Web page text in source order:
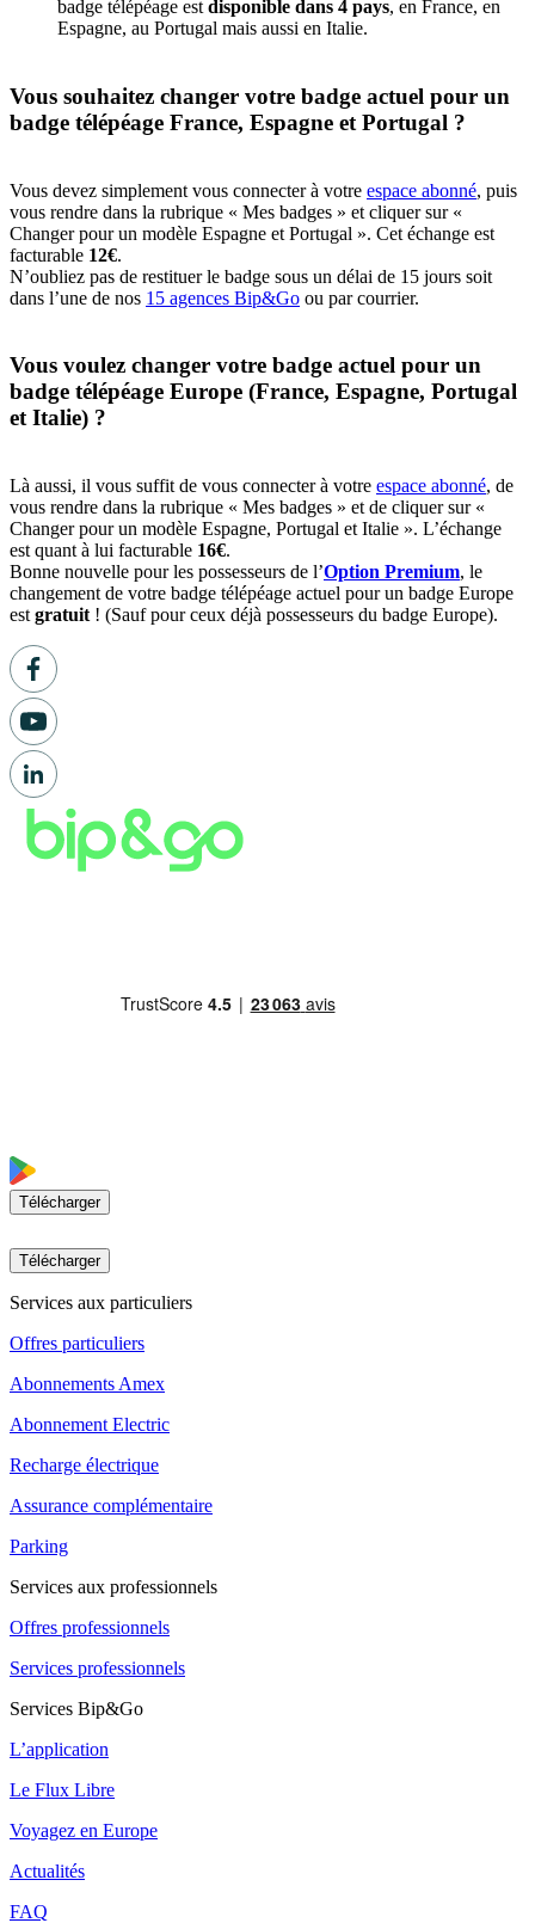
badge télépéage est disponible dans 4 pays, en France, en
Espagne, au Portugal mais aussi en Italie.
Vous souhaitez changer votre badge actuel pour un
badge télépéage France, Espagne et Portugal ?
Vous devez simplement vous connecter à votre espace abonné, puis
vous rendre dans la rubrique « Mes badges » et cliquer sur «
Changer pour un modèle Espagne et Portugal ». Cet échange est
facturable 12€.
N’oubliez pas de restituer le badge sous un délai de 15 jours soit
dans l’une de nos 15 agences Bip&Go ou par courrier.
Vous voulez changer votre badge actuel pour un
badge télépéage Europe (France, Espagne, Portugal
et Italie) ?
Là aussi, il vous suffit de vous connecter à votre espace abonné, de
vous rendre dans la rubrique « Mes badges » et de cliquer sur «
Changer pour un modèle Espagne, Portugal et Italie ». L’échange
est quant à lui facturable 16€.
Bonne nouvelle pour les possesseurs de l’Option Premium, le
changement de votre badge télépéage actuel pour un badge Europe
est gratuit ! (Sauf pour ceux déjà possesseurs du badge Europe).
Télécharger
Télécharger
Services aux particuliers
Offres particuliers
Abonnements Amex
Abonnement Electric
Recharge électrique
Assurance complémentaire
Parking
Services aux professionnels
Offres professionnels
Services professionnels
Services Bip&Go
L’application
Le Flux Libre
Voyagez en Europe
Actualités
FAQ